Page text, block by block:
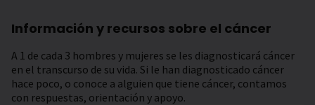
Información y recursos sobre el cáncer
A 1 de cada 3 hombres y mujeres se les diagnosticará cáncer
en el transcurso de su vida. Si le han diagnosticado cáncer
hace poco, o conoce a alguien que tiene cáncer, contamos
con respuestas, orientación y apoyo.